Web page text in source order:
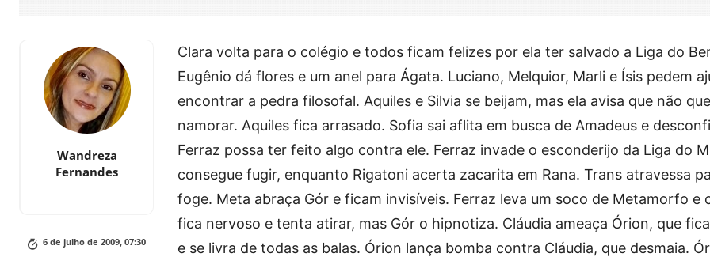
Wandreza
Fernandes
6 de julho de 2009, 07:30
Clara volta para o colégio e todos ficam felizes por ela ter salvado a Liga do
Eugênio dá flores e um anel para Ágata. Luciano, Melquior, Marli e Ísis pedem
encontrar a pedra filosofal. Aquiles e Silvia se beijam, mas ela avisa que não
namorar. Aquiles fica arrasado. Sofia sai aflita em busca de Amadeus e
Ferraz possa ter feito algo contra ele. Ferraz invade o esconderijo da Liga do
consegue fugir, enquanto Rigatoni acerta zacarita em Rana. Trans atravessa
foge. Meta abraça Gór e ficam invisíveis. Ferraz leva um soco de Metamorfo e
fica nervoso e tenta atirar, mas Gór o hipnotiza. Cláudia ameaça Órion, que
e se livra de todas as balas. Órion lança bomba contra Cláudia, que desmaia.